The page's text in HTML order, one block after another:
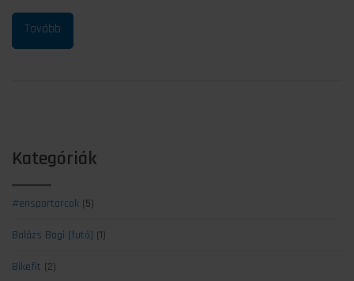
Kategóriák
#ensportarcok (5)
Balázs Bogi (futó) (1)
Bikefit (2)